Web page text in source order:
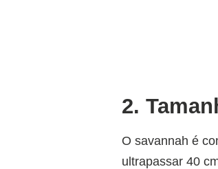
2.
O savannah é
ultrapassar 40